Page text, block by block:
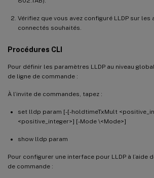
Vérifiez que vous avez configuré LLDP sur
connectés souhaités.
Procédures CLI
Pour définir les paramètres LLDP au niveau
de ligne de commande :
À l’invite de commandes, tapez :
set lldp param [-[-holdtimeTxMult
<positive_integer>] [-Mode \<Mode>]
show lldp param
Pour configurer une interface pour LLDP à l’aide
de commande :